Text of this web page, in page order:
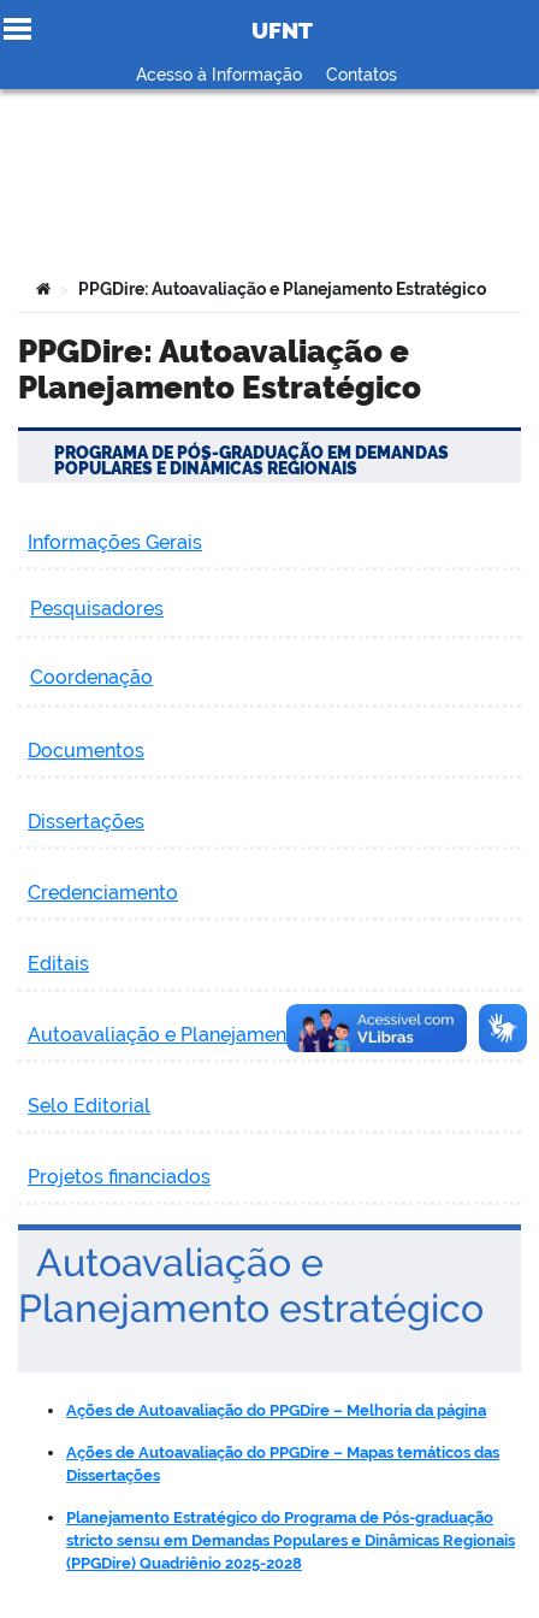
Ir para o conteúdo
UFNT
Acesso à Informação Contatos
Você está aqui:
> PPGDire: Autoavaliação e Planejamento Estratégico
PPGDire: Autoavaliação e
Planejamento Estratégico
PROGRAMA DE PÓS-GRADUAÇÃO EM DEMANDAS
POPULARES E DINÂMICAS REGIONAIS
Informações Gerais
Pesquisadores
Coordenação
Documentos
Dissertações
Credenciamento
Editais
Autoavaliação e Planejamento Estratégico
Selo Editorial
Projetos financiados
Autoavaliação e
Planejamento estratégico
Ações de Autoavaliação do PPGDire – Melhoria da página
Ações de Autoavaliação do PPGDire – Mapas temáticos das
Dissertações
Planejamento Estratégico do Programa de Pós-graduação
stricto sensu em Demandas Populares e Dinâmicas Regionais
(PPGDire) Quadriênio 2025-2028